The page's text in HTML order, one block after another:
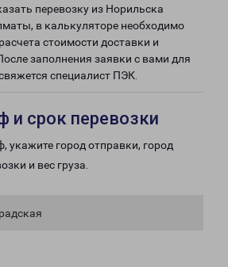
перевозку из Норильска
в калькуляторе необходимо
стоимости доставки и
заполнения заявки с вами для
специалист ПЭК.
и срок перевозки
укажите город отправки, город
и вес груза.